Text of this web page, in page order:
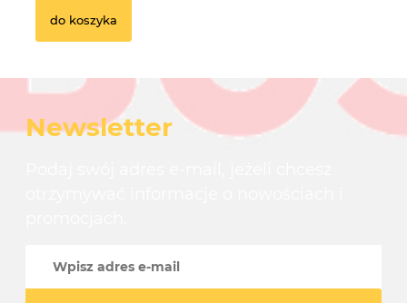
do koszyka
Newsletter